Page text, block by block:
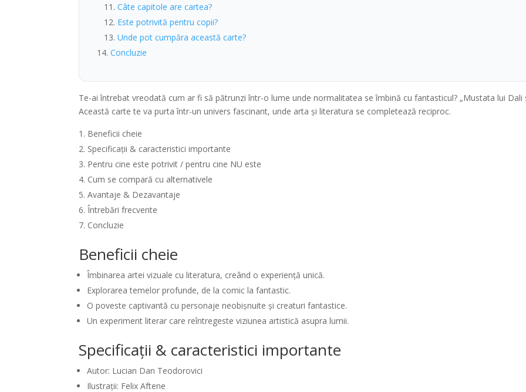
Câte capitole are cartea?
Este potrivită pentru copii?
Unde pot cumpăra această carte?
Concluzie
Te-ai întrebat vreodată cum ar fi să pătrunzi într-o lume unde normalitatea se îmbină cu fantasticul? „Mustata lui
Această carte te va purta într-un univers fascinant, unde arta și literatura se completează reciproc.
Beneficii cheie
Specificații & caracteristici importante
Pentru cine este potrivit / pentru cine NU este
Cum se compară cu alternativele
Avantaje & Dezavantaje
Întrebări frecvente
Concluzie
Beneficii cheie
Îmbinarea artei vizuale cu literatura, creând o experiență unică.
Explorarea temelor profunde, de la comic la fantastic.
O poveste captivantă cu personaje neobișnuite și creaturi fantastice.
Un experiment literar care reîntregeste viziunea artistică asupra lumii.
Specificații & caracteristici importante
Autor: Lucian Dan Teodorovici
Ilustrații: Felix Aftene